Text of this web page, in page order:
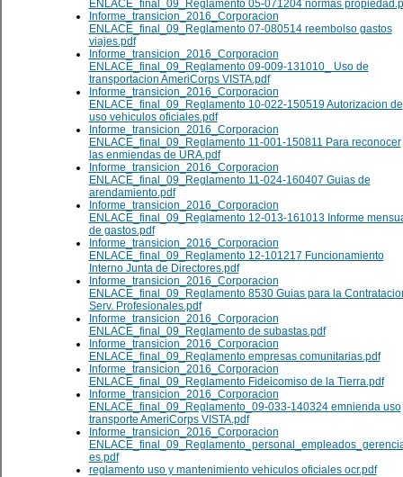
ENLACE_final_09_Reglamento 05-071204 normas
Informe_transicion_2016_Corporacion
ENLACE_final_09_Reglamento 07-080514 reembolso gastos
viajes.pdf
Informe_transicion_2016_Corporacion
ENLACE_final_09_Reglamento 09-009-131010_ Uso de
transportacion AmeriCorps VISTA.pdf
Informe_transicion_2016_Corporacion
ENLACE_final_09_Reglamento 10-022-150519 Autorizacion de
uso vehiculos oficiales.pdf
Informe_transicion_2016_Corporacion
ENLACE_final_09_Reglamento 11-001-150811 Para reconocer
las enmiendas de URA.pdf
Informe_transicion_2016_Corporacion
ENLACE_final_09_Reglamento 11-024-160407 Guias de
arendamiento.pdf
Informe_transicion_2016_Corporacion
ENLACE_final_09_Reglamento 12-013-161013 Informe
de gastos.pdf
Informe_transicion_2016_Corporacion
ENLACE_final_09_Reglamento 12-101217 Funcionamiento
Interno Junta de Directores.pdf
Informe_transicion_2016_Corporacion
ENLACE_final_09_Reglamento 8530 Guias para la
Serv. Profesionales.pdf
Informe_transicion_2016_Corporacion
ENLACE_final_09_Reglamento de subastas.pdf
Informe_transicion_2016_Corporacion
ENLACE_final_09_Reglamento empresas comunitarias.pdf
Informe_transicion_2016_Corporacion
ENLACE_final_09_Reglamento Fideicomiso de la Tierra.pdf
Informe_transicion_2016_Corporacion
ENLACE_final_09_Reglamento_09-033-140324 emnienda uso
transporte AmeriCorps VISTA.pdf
Informe_transicion_2016_Corporacion
es.pdf
reglamento uso y mantenimiento vehiculos oficiales ocr.pdf